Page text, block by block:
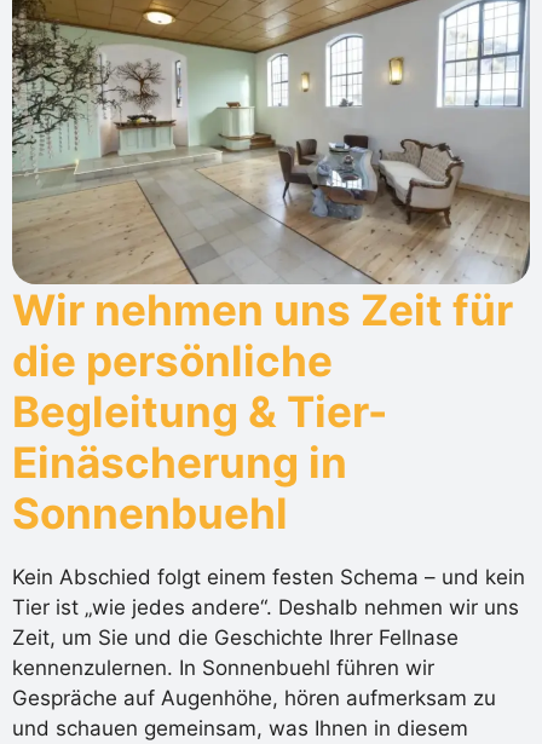
Wir nehmen uns Zeit für
die persönliche
Begleitung & Tier-
Einäscherung in
Sonnenbuehl
Kein Abschied folgt einem festen Schema – und kein
Tier ist „wie jedes andere“. Deshalb nehmen wir uns
Zeit, um Sie und die Geschichte Ihrer Fellnase
kennenzulernen. In Sonnenbuehl führen wir
Gespräche auf Augenhöhe, hören aufmerksam zu
und schauen gemeinsam, was Ihnen in diesem